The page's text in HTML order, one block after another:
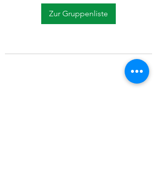
Zur Gruppenliste